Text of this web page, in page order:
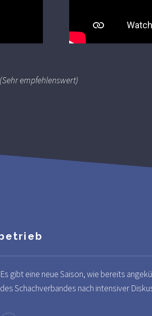
(Sehr empfehlenswert)
Es gibt eine neue Saison, wie bereits
des Schachverbandes nach intensiver